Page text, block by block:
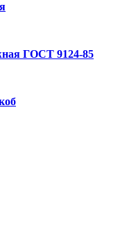
ГОСТ 9124-85